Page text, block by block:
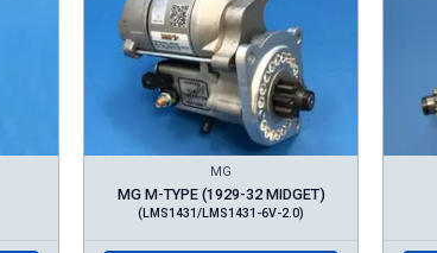
MG
MG M-TYPE (1929-32 MIDGET)
(LMS1431/LMS1431-6V-2.0)